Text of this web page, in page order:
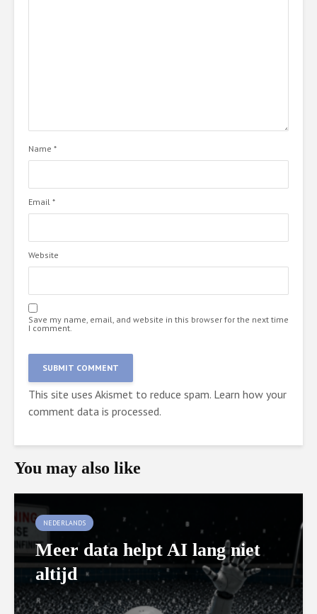
Name *
Email *
Website
Save my name, email, and website in this browser for the next time
I comment.
This site uses Akismet to reduce spam. Learn how your
comment data is processed.
You may also like
NEDERLANDS
Meer data helpt AI lang niet
altijd